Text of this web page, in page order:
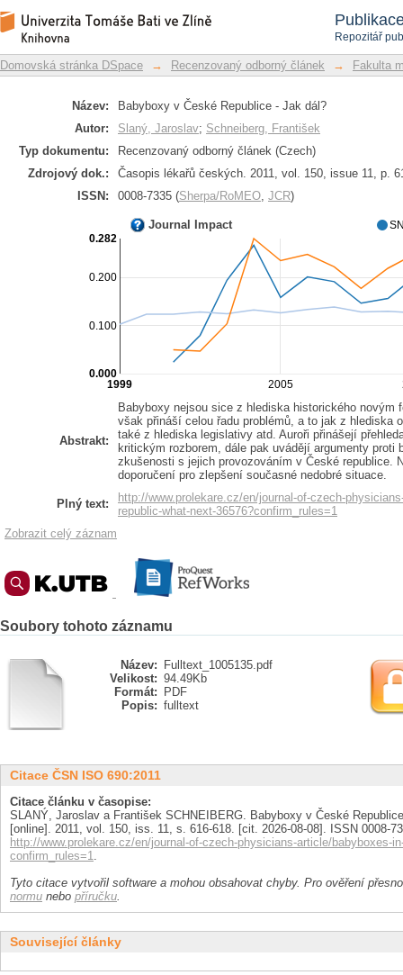
Repozitář
Babyboxy v České Republice - Jak
Repozitář DSpace/Manakin
Domovská stránka DSpace → Recenzovaný odborný článek → Fakulta
Název:
Babyboxy v České Republice - Jak dál?
Autor:
Slaný, Jaroslav; Schneiberg, František
Typ dokumentu:
Recenzovaný odborný článek (Czech)
Zdrojový dok.:
Časopis lékařů českých. 2011, vol. 150, issue 11, p.
ISSN:
0008-7335 (Sherpa/RoMEO, JCR)
Journal Impact
2005
1999
0.100
0.200
0.000
0.282
Abstrakt:
Babyboxy nejsou sice z hlediska historického novým
však přináší celou řadu problémů, a to jak z hlediska
také z hlediska legislativy atd. Auroři přinášejí
kritickým rozborem, dále pak uvádějí argumenty proti
zkušenosti s jejich provozováním v České republice.
doporučení pro zlepšení současné nedobré situace.
Plný text:
http://www.prolekare.cz/en/journal-of-czech-
republic-what-next-36576?confirm_rules=1
Zobrazit celý záznam
Soubory tohoto záznamu
Název:
Fulltext_1005135.pdf
Velikost: 94.49Kb
Formát:
PDF
Popis: fulltext
Citace ČSN ISO 690:2011
Citace článku v časopise:
SLANÝ, Jaroslav a František SCHNEIBERG. Babyboxy v České
[online]. 2011, vol. 150, iss. 11, s. 616-618. [cit. 2026-08-08]. ISSN 0008-
http://www.prolekare.cz/en/journal-of-czech-physicians-article/babyboxes-
confirm_rules=1.
Tyto citace vytvořil software a mohou obsahovat chyby. Pro ověření
normu nebo příručku.
Související články